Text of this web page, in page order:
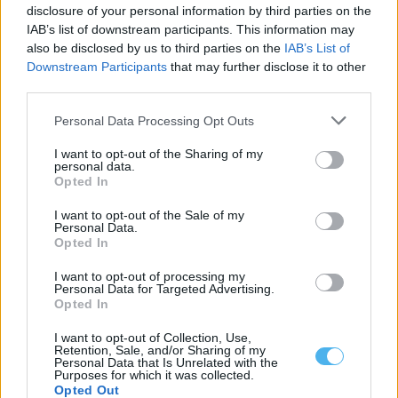
disclosure of your personal information by third parties on the
IAB’s list of downstream participants. This information may
also be disclosed by us to third parties on the IAB’s List of
Downstream Participants that may further disclose it to other
Personal Data Processing Opt Outs
I want to opt-out of the Sharing of my
personal data.
Opted In
I want to opt-out of the Sale of my
Personal Data.
Opted In
I want to opt-out of processing my
Personal Data for Targeted Advertising.
Opted In
I want to opt-out of Collection, Use,
Retention, Sale, and/or Sharing of my
Personal Data that Is Unrelated with the
Purposes for which it was collected.
Opted Out
Câmara de Redondo lança concurso de 712 mil euros para
A Câmara Municipal de Redondo lançou o concurso público para
a primeira fase da...
4 Agosto, 2026 - 17:13